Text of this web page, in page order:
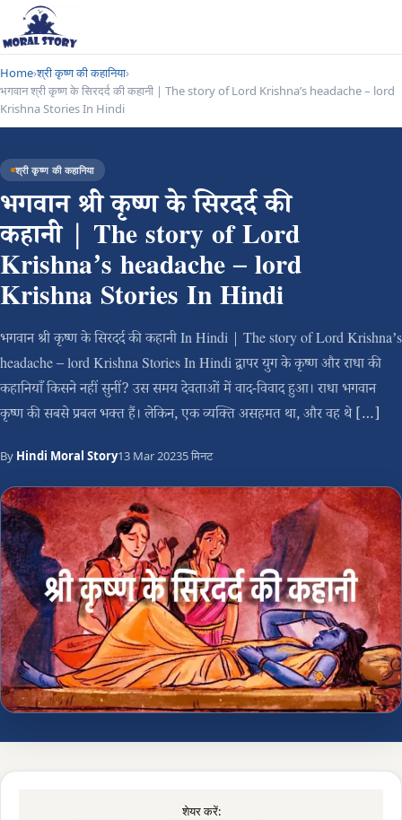
Home›श्री कृष्ण की कहानिया›
भगवान श्री कृष्ण के सिरदर्द की कहानी | The story of Lord Krishna’s headache – lord
Krishna Stories In Hindi
श्री कृष्ण की कहानिया
भगवान श्री कृष्ण के सिरदर्द की
कहानी | The story of Lord
Krishna’s headache – lord
Krishna Stories In Hindi
भगवान श्री कृष्ण के सिरदर्द की कहानी In Hindi | The story of Lord Krishna’s
headache – lord Krishna Stories In Hindi द्वापर युग के कृष्ण और राधा की
कहानियाँ किसने नहीं सुनीं? उस समय देवताओं में वाद-विवाद हुआ। राधा भगवान
कृष्ण की सबसे प्रबल भक्त हैं। लेकिन, एक व्यक्ति असहमत था, और वह थे […]
By Hindi Moral Story13 Mar 20235 मिनट
शेयर करें: